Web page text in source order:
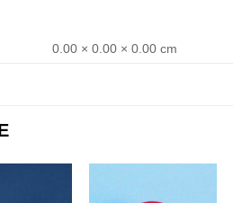
0.00 × 0.00 × 0.00 cm